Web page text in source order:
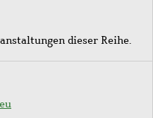
dieser Reihe.